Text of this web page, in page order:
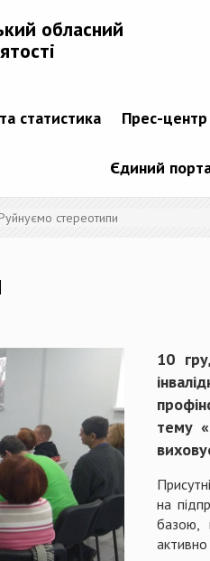
обласний
статистика Прес-центр
Єдиний
Руйнуємо стереотипи
10
тему
на
базою,
активно